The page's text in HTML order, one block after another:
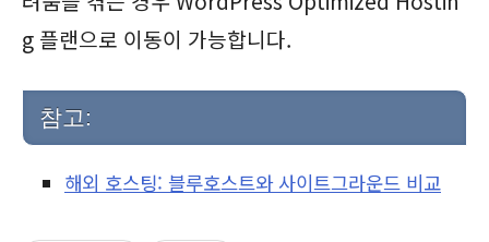
g 플랜으로 이동이 가능합니다.
참고:
해외 호스팅: 블루호스트와 사이트그라운드 비교